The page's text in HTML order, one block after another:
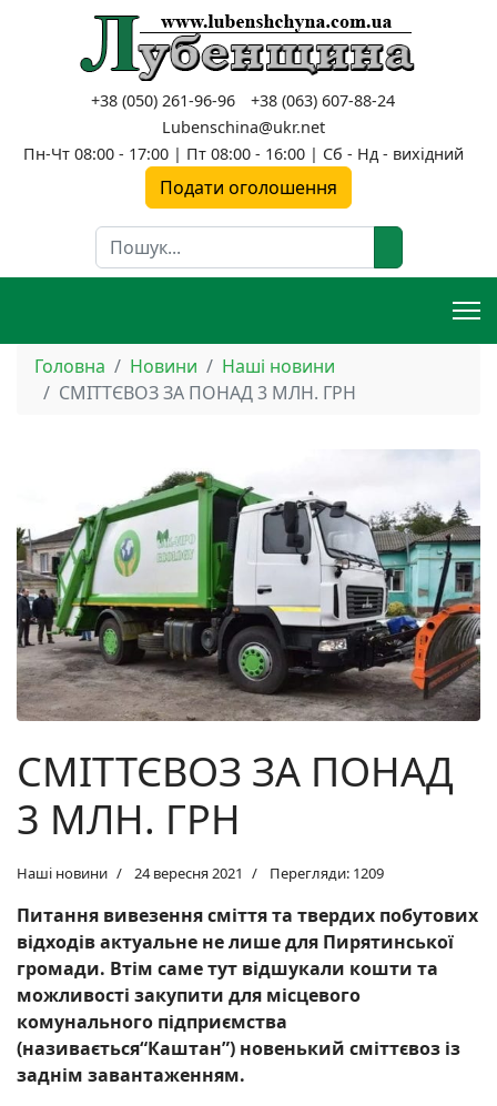
+38 (050) 261-96-96
+38 (063) 607-88-24
Lubenschina@ukr.net
Пн-Чт 08:00 - 17:00 | Пт 08:00 - 16:00 | Сб - Нд - вихідний
Подати оголошення
Пошук
Головна Новини
Наші новини
СМІТТЄВОЗ ЗА ПОНАД 3 МЛН. ГРН
СМІТТЄВОЗ ЗА ПОНАД
3 МЛН. ГРН
Наші новини 24 вересня 2021 Перегляди: 1209
Питання вивезення сміття та твердих побутових
відходів актуальне не лише для Пирятинської
громади. Втім саме тут відшукали кошти та
можливості закупити для місцевого
комунального підприємства
(називається“Каштан”) новенький сміттєвоз із
заднім завантаженням.